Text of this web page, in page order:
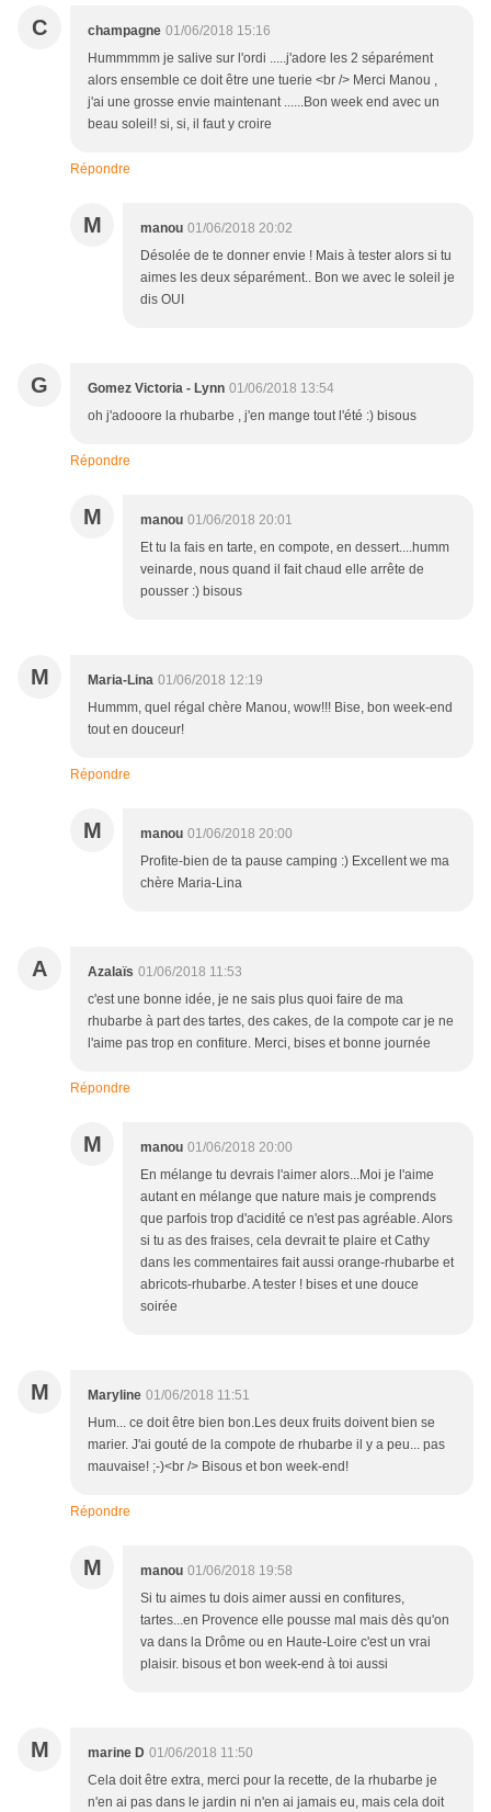
C champagne 01/06/2018 15:16
Hummmmm je salive sur l'ordi .....j'adore les 2 séparément
alors ensemble ce doit être une tuerie <br /> Merci Manou ,
j'ai une grosse envie maintenant ......Bon week end avec un
beau soleil! si, si, il faut y croire
Répondre
M manou 01/06/2018 20:02
Désolée de te donner envie ! Mais à tester alors si tu
aimes les deux séparément.. Bon we avec le soleil je
dis OUI
G Gomez Victoria - Lynn 01/06/2018 13:54
oh j'adooore la rhubarbe , j'en mange tout l'été :) bisous
Répondre
M manou 01/06/2018 20:01
Et tu la fais en tarte, en compote, en dessert....humm
veinarde, nous quand il fait chaud elle arrête de
pousser :) bisous
M Maria-Lina 01/06/2018 12:19
Hummm, quel régal chère Manou, wow!!! Bise, bon week-end
tout en douceur!
Répondre
M manou 01/06/2018 20:00
Profite-bien de ta pause camping :) Excellent we ma
chère Maria-Lina
A Azalaïs 01/06/2018 11:53
c'est une bonne idée, je ne sais plus quoi faire de ma
rhubarbe à part des tartes, des cakes, de la compote car je ne
l'aime pas trop en confiture. Merci, bises et bonne journée
Répondre
M manou 01/06/2018 20:00
En mélange tu devrais l'aimer alors...Moi je l'aime
autant en mélange que nature mais je comprends
que parfois trop d'acidité ce n'est pas agréable. Alors
si tu as des fraises, cela devrait te plaire et Cathy
dans les commentaires fait aussi orange-rhubarbe et
abricots-rhubarbe. A tester ! bises et une douce
soirée
M Maryline 01/06/2018 11:51
Hum... ce doit être bien bon.Les deux fruits doivent bien se
marier. J'ai gouté de la compote de rhubarbe il y a peu... pas
mauvaise! ;-)<br /> Bisous et bon week-end!
Répondre
M manou 01/06/2018 19:58
Si tu aimes tu dois aimer aussi en confitures,
tartes...en Provence elle pousse mal mais dès qu'on
va dans la Drôme ou en Haute-Loire c'est un vrai
plaisir. bisous et bon week-end à toi aussi
M marine D 01/06/2018 11:50
Cela doit être extra, merci pour la recette, de la rhubarbe je
n'en ai pas dans le jardin ni n'en ai jamais eu, mais cela doit